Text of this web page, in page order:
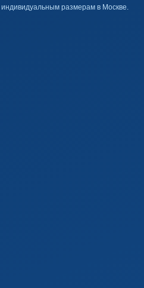
размерам в Москве.